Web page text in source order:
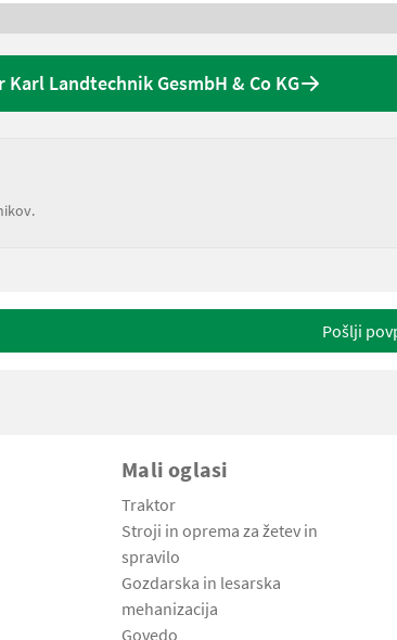
Landtechnik GesmbH & Co KG
Pošlji
Mali oglasi
Traktor
Stroji in oprema za žetev in
spravilo
Gozdarska in lesarska
mehanizacija
Govedo